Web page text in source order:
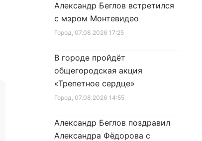
Город, 07.08.2026 17:25
Александр Беглов встретился
с мэром Монтевидео
Город, 07.08.2026 14:55
В городе пройдёт
общегородская акция
«Трепетное сердце»
Александр Беглов поздравил
Александра Фёдорова с